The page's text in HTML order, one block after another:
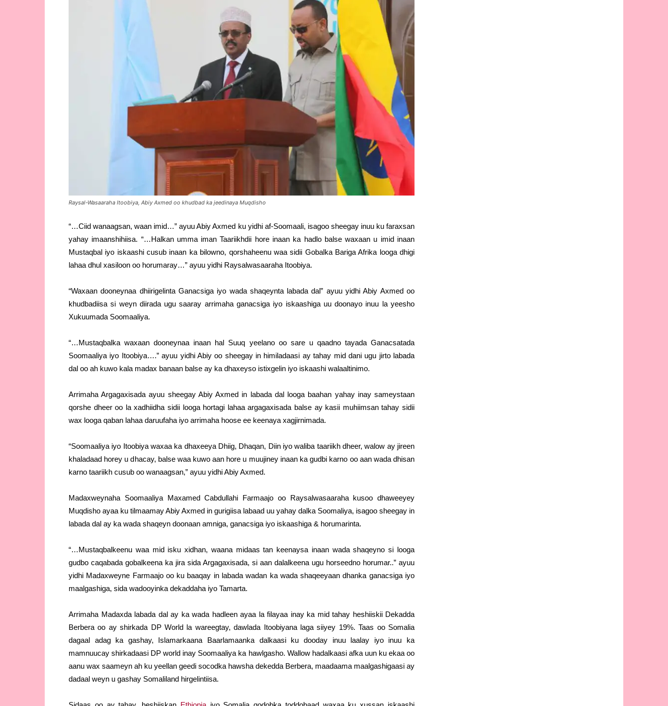
Raysal-Wasaaraha Itoobiya, Abiy Axmed oo khudbad ka jeedinaya Muqdisho
“…Ciid wanaagsan, waan imid…” ayuu Abiy Axmed ku yidhi af-Soomaali, isagoo sheegay inuu ku faraxsan
yahay imaanshihiisa. “…Halkan umma iman Taariikhdii hore inaan ka hadlo balse waxaan u imid inaan
Mustaqbal iyo iskaashi cusub inaan ka bilowno, qorshaheenu waa sidii Gobalka Bariga Afrika looga dhigi
lahaa dhul xasiloon oo horumaray…” ayuu yidhi Raysalwasaaraha Itoobiya.
“Waxaan dooneynaa dhiirigelinta Ganacsiga iyo wada shaqeynta labada dal” ayuu yidhi Abiy Axmed oo
khudbadiisa si weyn diirada ugu saaray arrimaha ganacsiga iyo iskaashiga uu doonayo inuu la yeesho
Xukuumada Soomaaliya.
“…Mustaqbalka waxaan dooneynaa inaan hal Suuq yeelano oo sare u qaadno tayada Ganacsatada
Soomaaliya iyo Itoobiya….” ayuu yidhi Abiy oo sheegay in himiladaasi ay tahay mid dani ugu jirto labada
dal oo ah kuwo kala madax banaan balse ay ka dhaxeyso istixgelin iyo iskaashi walaaltinimo.
Arrimaha Argagaxisada ayuu sheegay Abiy Axmed in labada dal looga baahan yahay inay sameystaan
qorshe dheer oo la xadhiidha sidii looga hortagi lahaa argagaxisada balse ay kasii muhiimsan tahay sidii
wax looga qaban lahaa daruufaha iyo arrimaha hoose ee keenaya xagjirnimada.
“Soomaaliya iyo Itoobiya waxaa ka dhaxeeya Dhiig, Dhaqan, Diin iyo waliba taariikh dheer, walow ay jireen
khaladaad horey u dhacay, balse waa kuwo aan hore u muujiney inaan ka gudbi karno oo aan wada dhisan
karno taariikh cusub oo wanaagsan,” ayuu yidhi Abiy Axmed.
Madaxweynaha Soomaaliya Maxamed Cabdullahi Farmaajo oo Raysalwasaaraha kusoo dhaweeyey
Muqdisho ayaa ku tilmaamay Abiy Axmed in gurigiisa labaad uu yahay dalka Soomaliya, isagoo sheegay in
labada dal ay ka wada shaqeyn doonaan amniga, ganacsiga iyo iskaashiga & horumarinta.
“…Mustaqbalkeenu waa mid isku xidhan, waana midaas tan keenaysa inaan wada shaqeyno si looga
gudbo caqabada gobalkeena ka jira sida Argagaxisada, si aan dalalkeena ugu horseedno horumar..” ayuu
yidhi Madaxweyne Farmaajo oo ku baaqay in labada wadan ka wada shaqeeyaan dhanka ganacsiga iyo
maalgashiga, sida wadooyinka dekaddaha iyo Tamarta.
Arrimaha Madaxda labada dal ay ka wada hadleen ayaa la filayaa inay ka mid tahay heshiiskii Dekadda
Berbera oo ay shirkada DP World la wareegtay, dawlada Itoobiyana laga siiyey 19%. Taas oo Somalia
dagaal adag ka gashay, Islamarkaana Baarlamaanka dalkaasi ku dooday inuu laalay iyo inuu ka
mamnuucay shirkadaasi DP world inay Soomaaliya ka hawlgasho. Wallow hadalkaasi afka uun ku ekaa oo
aanu wax saameyn ah ku yeellan geedi socodka hawsha dekedda Berbera, maadaama maalgashigaasi ay
dadaal weyn u gashay Somaliland hirgelintiisa.